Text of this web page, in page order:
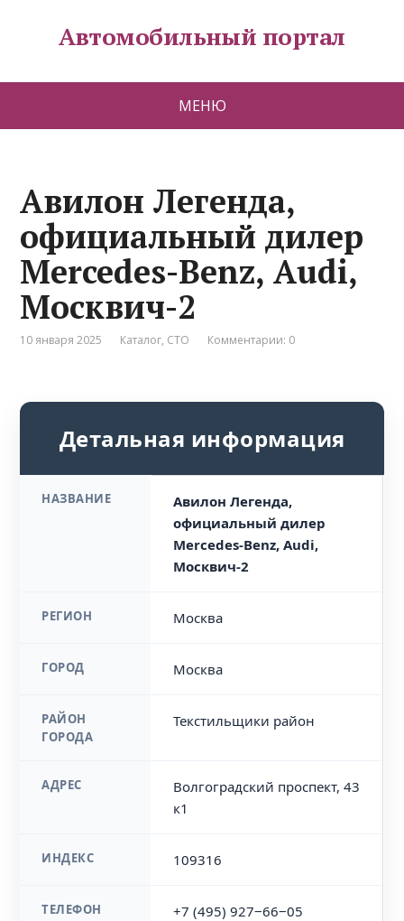
Автомобильный портал
МЕНЮ
Авилон Легенда,
официальный дилер
Mercedes-Benz, Audi,
Москвич-2
10 января 2025 Каталог, СТО Комментарии: 0
Детальная информация
НАЗВАНИЕ
Авилон Легенда,
официальный дилер
Mercedes-Benz, Audi,
Москвич-2
РЕГИОН Москва
ГОРОД Москва
РАЙОН
ГОРОДА
Текстильщики район
АДРЕС
Волгоградский проспект, 43
к1
ИНДЕКС 109316
ТЕЛЕФОН +7 (495) 927‒66‒05